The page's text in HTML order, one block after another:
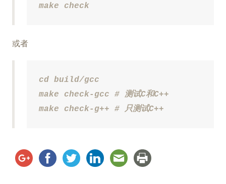
make check
或者
cd build/gcc
make check-gcc # 测试C和C++
make check-g++ # 只测试C++